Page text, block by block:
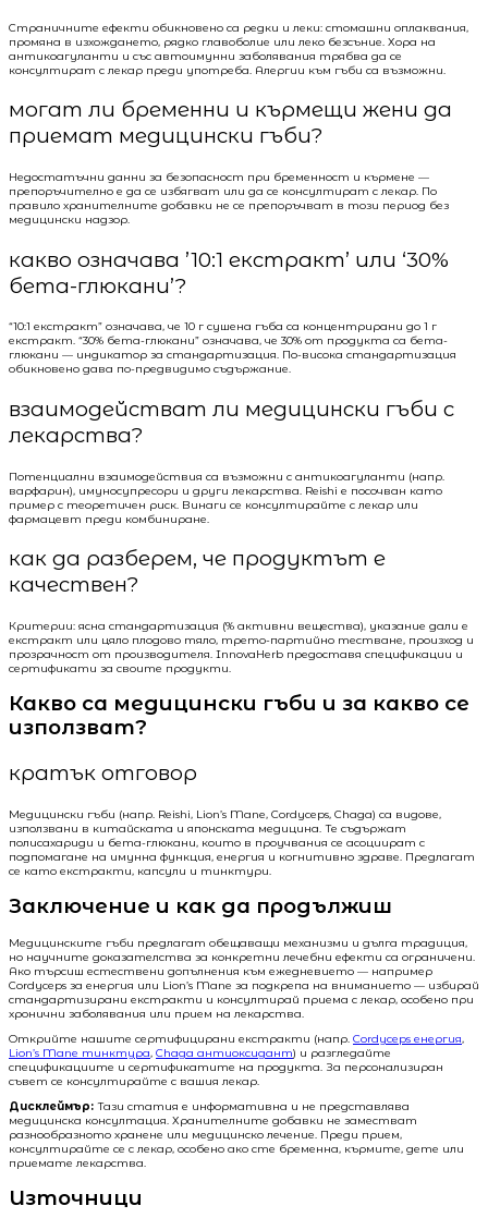
Страничните ефекти обикновено са редки и леки: стомашни оплаквания,
промяна в изхождането, рядко главоболие или леко безсъние. Хора на
антикоагуланти и със автоимунни заболявания трябва да се
консултират с лекар преди употреба. Алергии към гъби са възможни.
могат ли бременни и кърмещи жени да
приемат медицински гъби?
Недостатъчни данни за безопасност при бременност и кърмене —
препоръчително е да се избягват или да се консултират с лекар. По
правило хранителните добавки не се препоръчват в този период без
медицински надзор.
какво означава ’10:1 екстракт’ или ‘30%
бета-глюкани’?
“10:1 екстракт” означава, че 10 г сушена гъба са концентрирани до 1 г
екстракт. “30% бета-глюкани” означава, че 30% от продукта са бета-
глюкани — индикатор за стандартизация. По-висока стандартизация
обикновено дава по-предвидимо съдържание.
взаимодействат ли медицински гъби с
лекарства?
Потенциални взаимодействия са възможни с антикоагуланти (напр.
варфарин), имуносупресори и други лекарства. Reishi е посочван като
пример с теоретичен риск. Винаги се консултирайте с лекар или
фармацевт преди комбиниране.
как да разберем, че продуктът е
качествен?
Критерии: ясна стандартизация (% активни вещества), указание дали е
екстракт или цяло плодово тяло, трето-партийно тестване, произход и
прозрачност от производителя. InnovaHerb предоставя спецификации и
сертификати за своите продукти.
Какво са медицински гъби и за какво се
използват?
кратък отговор
Медицински гъби (напр. Reishi, Lion’s Mane, Cordyceps, Chaga) са видове,
използвани в китайската и японската медицина. Те съдържат
полисахариди и бета-глюкани, които в проучвания се асоциират с
подпомагане на имунна функция, енергия и когнитивно здраве. Предлагат
се като екстракти, капсули и тинктури.
Заключение и как да продължиш
Медицинските гъби предлагат обещаващи механизми и дълга традиция,
но научните доказателства за конкретни лечебни ефекти са ограничени.
Ако търсиш естествени допълнения към ежедневието — например
Cordyceps за енергия или Lion’s Mane за подкрепа на вниманието — избирай
стандартизирани екстракти и консултирай приема с лекар, особено при
хронични заболявания или прием на лекарства.
Открийте нашите сертифицирани екстракти (напр. Cordyceps енергия,
Lion’s Mane тинктура, Chaga антиоксидант) и разгледайте
спецификациите и сертификатите на продукта. За персонализиран
съвет се консултирайте с вашия лекар.
Дисклеймър: Тази статия е информативна и не представлява
медицинска консултация. Хранителните добавки не заместват
разнообразното хранене или медицинско лечение. Преди прием,
консултирайте се с лекар, особено ако сте бременна, кърмите, дете или
приемате лекарства.
Източници